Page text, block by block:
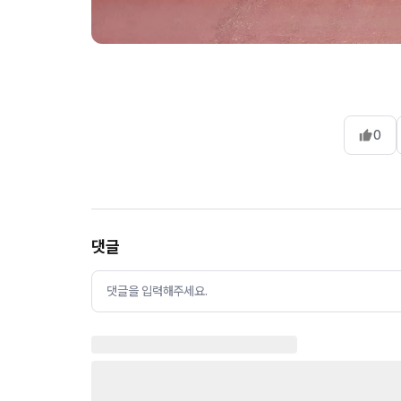
0
댓글
댓글을 입력해주세요.